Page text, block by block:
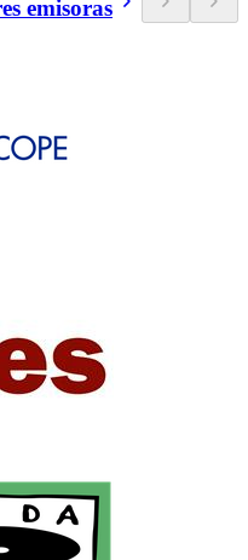
emisoras